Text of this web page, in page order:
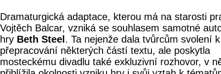
Dramaturgická adaptace, kterou má na starosti
Vojtěch Balcar, vzniká se souhlasem samotné
hry Beth Steel. Ta nejenže dala tvůrcům svolení k
přepracování některých částí textu, ale poskytla
mosteckému divadlu také exkluzivní rozhovor, v